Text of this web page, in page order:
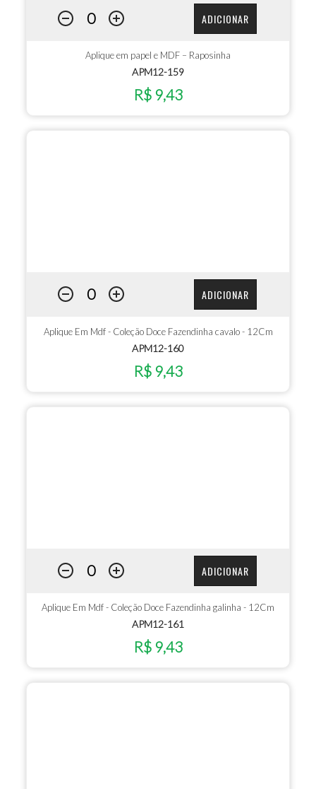
ADICIONAR
Aplique em papel e MDF – Raposinha
APM12-159
R$ 9,43
ADICIONAR
Aplique Em Mdf - Coleção Doce Fazendinha cavalo - 12Cm
APM12-160
R$ 9,43
ADICIONAR
Aplique Em Mdf - Coleção Doce Fazendinha galinha - 12Cm
APM12-161
R$ 9,43